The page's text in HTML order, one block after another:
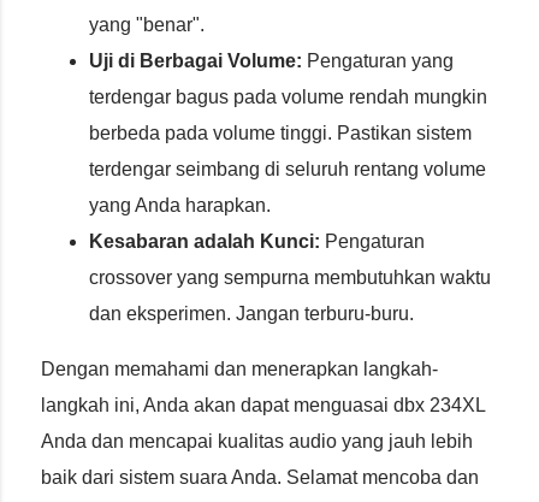
yang "benar".
Uji di Berbagai Volume: Pengaturan yang
terdengar bagus pada volume rendah mungkin
berbeda pada volume tinggi. Pastikan sistem
terdengar seimbang di seluruh rentang volume
yang Anda harapkan.
Kesabaran adalah Kunci: Pengaturan
crossover yang sempurna membutuhkan waktu
dan eksperimen. Jangan terburu-buru.
Dengan memahami dan menerapkan langkah-
langkah ini, Anda akan dapat menguasai dbx 234XL
Anda dan mencapai kualitas audio yang jauh lebih
baik dari sistem suara Anda. Selamat mencoba dan